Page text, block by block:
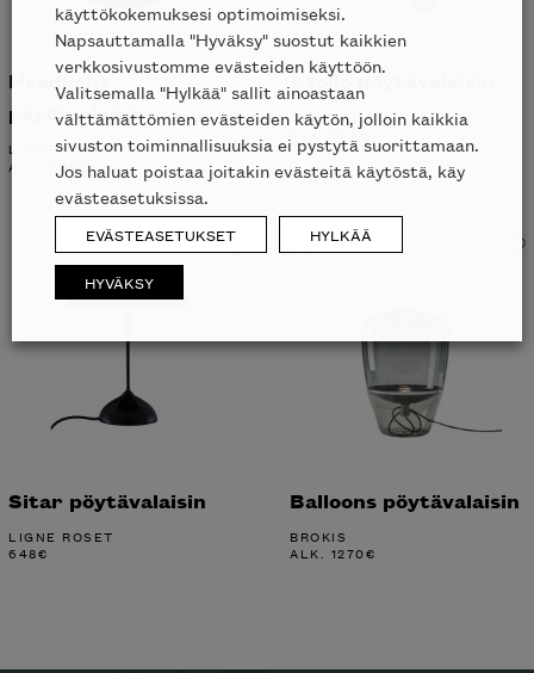
Headlight
pöytävalaisin
LIGNE ROSET
ALK. 520€
Atollo pöytävalaisin
OLUCE
ALK. 805€
Sitar pöytävalaisin
LIGNE ROSET
648€
Liikkeessä
Balloons pöytävalaisin
BROKIS
ALK. 1270€
käyttökokemuksesi optimoimiseksi.
Napsauttamalla "Hyväksy" suostut kaikkien
verkkosivustomme evästeiden käyttöön.
Valitsemalla "Hylkää" sallit ainoastaan
välttämättömien evästeiden käytön, jolloin kaikkia
sivuston toiminnallisuuksia ei pystytä suorittamaan.
Jos haluat poistaa joitakin evästeitä käytöstä, käy
evästeasetuksissa.
EVÄSTEASETUKSET HYLKÄÄ
HYVÄKSY